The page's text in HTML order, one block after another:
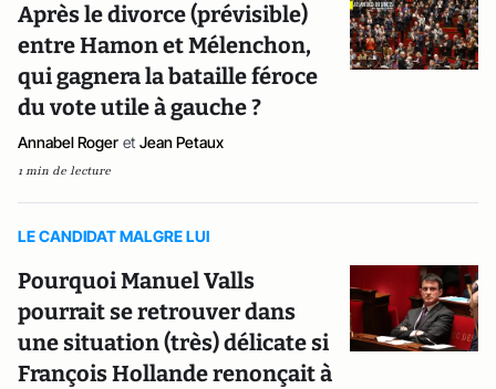
Après le divorce (prévisible)
entre Hamon et Mélenchon,
qui gagnera la bataille féroce
du vote utile à gauche ?
Annabel Roger et Jean Petaux
1 min de lecture
LE CANDIDAT MALGRE LUI
Pourquoi Manuel Valls
pourrait se retrouver dans
une situation (très) délicate si
François Hollande renonçait à